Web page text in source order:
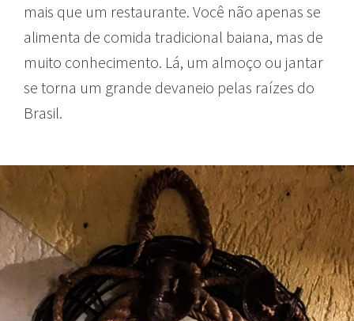
mais que um restaurante. Você não apenas se
alimenta de comida tradicional baiana, mas de
muito conhecimento. Lá, um almoço ou jantar
se torna um grande devaneio pelas raízes do
Brasil.